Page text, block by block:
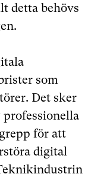
detta behövs
som
Det sker
för att
digital